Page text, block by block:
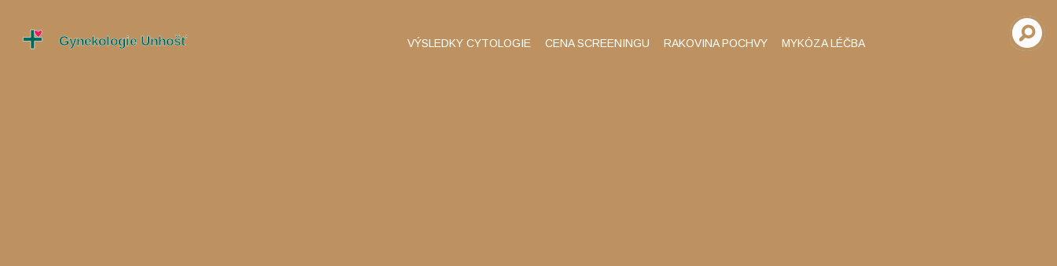
VÝSLEDKY CYTOLOGIE CENA SCREENINGU RAKOVINA POCHVY MYKÓZA LÉČBA